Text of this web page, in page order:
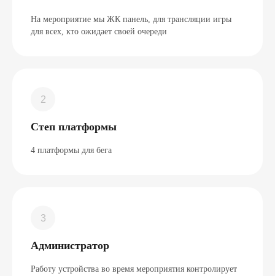
На мероприятие мы ЖК панель, для трансляции игры
для всех, кто ожидает своей очереди
Степ платформы
4 платформы для бега
Администратор
Работу устройства во время мероприятия контролирует